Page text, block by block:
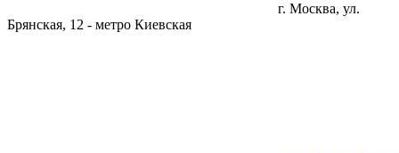
г. Москва, ул.
Брянская, 12 - метро Киевская